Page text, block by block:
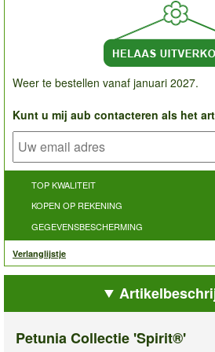
Weer te bestellen vanaf januari 2027.
Kunt u mij aub contacteren als het
TOP KWALITEIT
KOPEN OP REKENING
GEGEVENSBESCHERMING
Verlanglijstje
Petunia Collectie 'Spirit®'